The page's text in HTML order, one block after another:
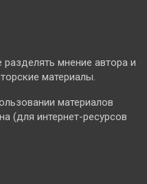
мнение автора и
материалы.
материалов
(для интернет-ресурсов